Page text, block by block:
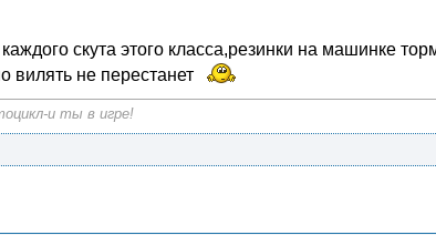
скута этого класса,резинки на машинке
вилять не перестанет
и ты в игре!